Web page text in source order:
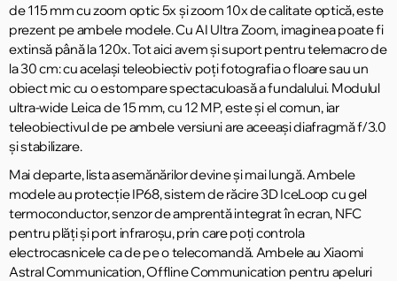
de 115 mm cu zoom optic 5x și zoom 10x de calitate optică, este
prezent pe ambele modele. Cu AI Ultra Zoom, imaginea poate fi
extinsă până la 120x. Tot aici avem și suport pentru telemacro de
la 30 cm: cu același teleobiectiv poți fotografia o floare sau un
obiect mic cu o estompare spectaculoasă a fundalului. Modulul
ultra-wide Leica de 15 mm, cu 12 MP, este și el comun, iar
teleobiectivul de pe ambele versiuni are aceeași diafragmă f/3.0
și stabilizare.
Mai departe, lista asemănărilor devine și mai lungă. Ambele
modele au protecție IP68, sistem de răcire 3D IceLoop cu gel
termoconductor, senzor de amprentă integrat în ecran, NFC
pentru plăți și port infraroșu, prin care poți controla
electrocasnicele ca de pe o telecomandă. Ambele au Xiaomi
Astral Communication, Offline Communication pentru apeluri